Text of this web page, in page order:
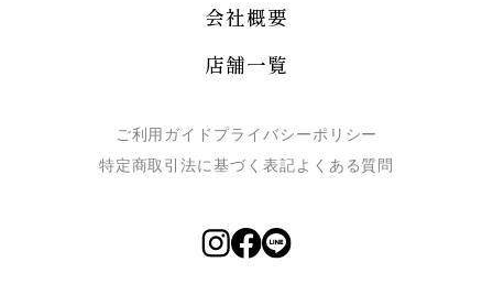
会社概要
店舗一覧
ご利用ガイド プライバシーポリシー
特定商取引法に基づく表記よくある質問